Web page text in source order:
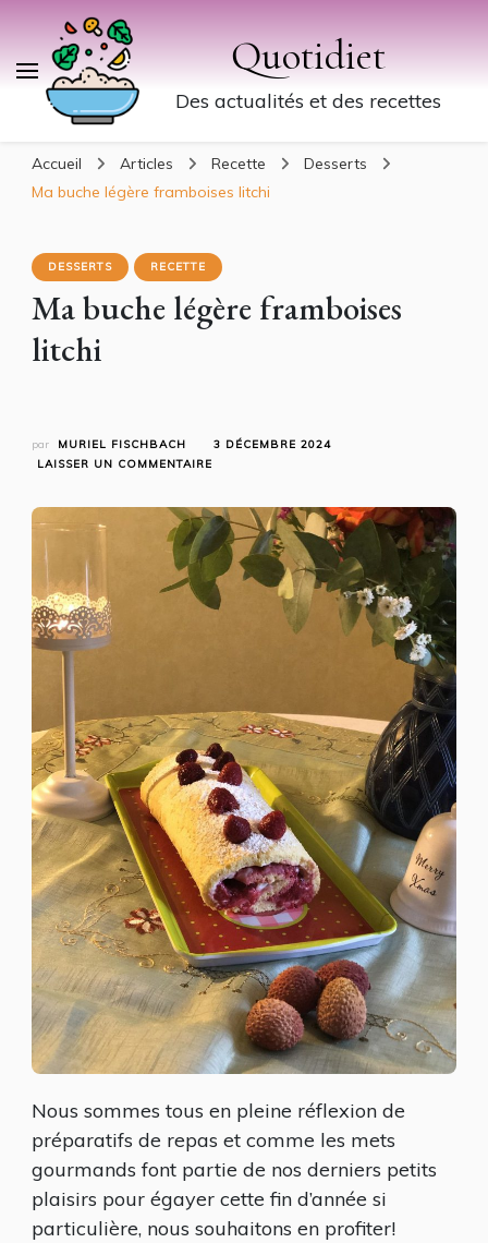
Quotidiet
Des actualités et des recettes
Accueil Articles Recette
Desserts
Ma buche légère framboises litchi
DESSERTS RECETTE
Ma buche légère framboises
litchi
par MURIEL FISCHBACH
3 DÉCEMBRE 2024
LAISSER UN COMMENTAIRE
LÉGÈRE
FRAMBOISES
LITCHI
Nous sommes tous en pleine réflexion de
préparatifs de repas et comme les mets
gourmands font partie de nos derniers petits
plaisirs pour égayer cette fin d’année si
particulière, nous souhaitons en profiter!